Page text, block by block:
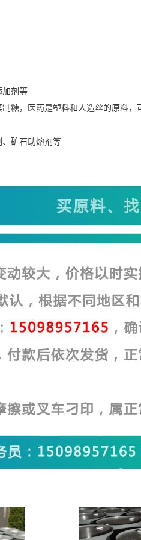
加剂等
糖，医药是塑料和人造丝的原料
矿石助熔剂等